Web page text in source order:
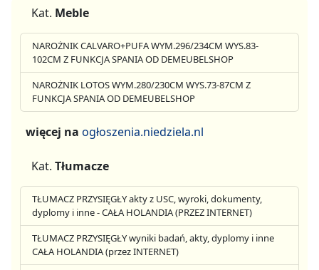
Kat. Meble
NAROŻNIK CALVARO+PUFA WYM.296/234CM WYS.83-
102CM Z FUNKCJA SPANIA OD DEMEUBELSHOP
NAROŻNIK LOTOS WYM.280/230CM WYS.73-87CM Z
FUNKCJA SPANIA OD DEMEUBELSHOP
więcej na ogłoszenia.niedziela.nl
Kat. Tłumacze
TŁUMACZ PRZYSIĘGŁY akty z USC, wyroki, dokumenty,
dyplomy i inne - CAŁA HOLANDIA (PRZEZ INTERNET)
TŁUMACZ PRZYSIĘGŁY wyniki badań, akty, dyplomy i inne
CAŁA HOLANDIA (przez INTERNET)